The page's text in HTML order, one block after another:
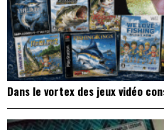
Dans le vortex des jeux vidéo